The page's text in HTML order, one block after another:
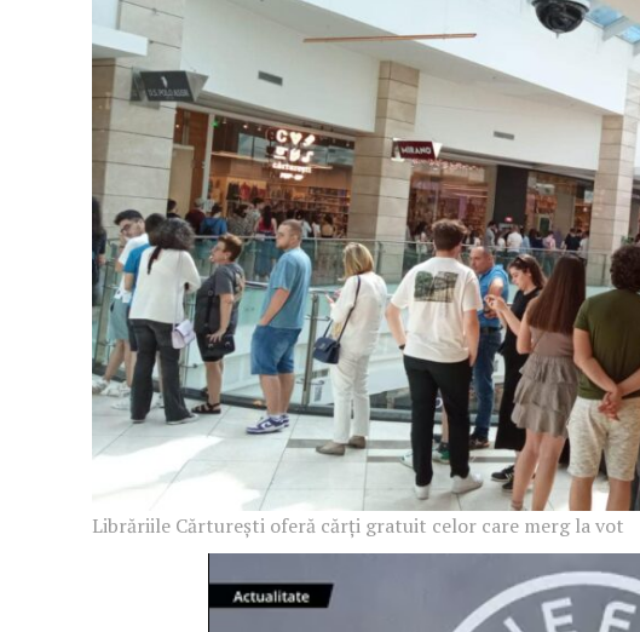
Un proiect
FREEDOM HOUSE
ROMÂNIA
Librăriile Cărturești oferă cărți gratuit celor care merg la vot